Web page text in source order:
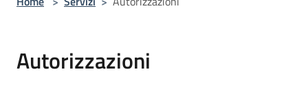
Autorizzazioni